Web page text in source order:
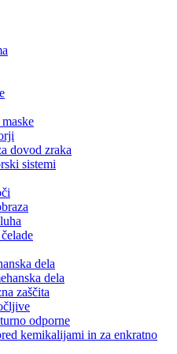
dovod zraka
sistemi
dela
dela
zaščita
odporne
kemikalijami in za enkratno